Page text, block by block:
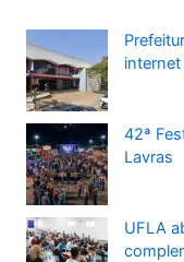
42ª
Lavras
UFLA